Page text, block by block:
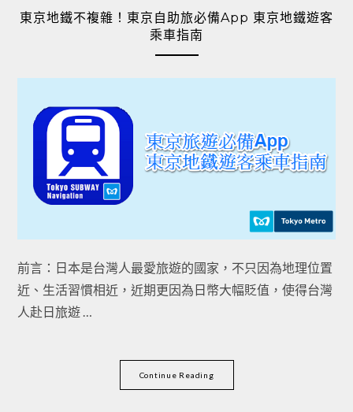
東京地鐵不複雜！東京自助旅必備App 東京地鐵遊客
乘車指南
前言：日本是台灣人最愛旅遊的國家，不只因為地理位置
近、生活習慣相近，近期更因為日幣大幅貶值，使得台灣
人赴日旅遊 …
Continue Reading